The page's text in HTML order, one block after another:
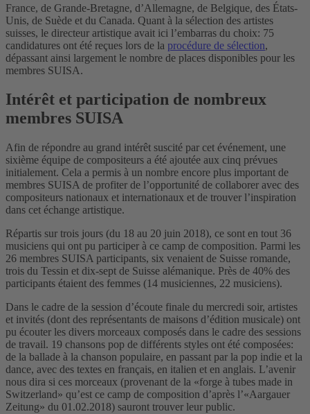
France, de Grande-Bretagne, d’Allemagne, de Belgique, des États-
Unis, de Suède et du Canada. Quant à la sélection des artistes
suisses, le directeur artistique avait ici l’embarras du choix: 75
candidatures ont été reçues lors de la procédure de sélection,
dépassant ainsi largement le nombre de places disponibles pour les
membres SUISA.
Intérêt et participation de nombreux
membres SUISA
Afin de répondre au grand intérêt suscité par cet événement, une
sixième équipe de compositeurs a été ajoutée aux cinq prévues
initialement. Cela a permis à un nombre encore plus important de
membres SUISA de profiter de l’opportunité de collaborer avec des
compositeurs nationaux et internationaux et de trouver l’inspiration
dans cet échange artistique.
Répartis sur trois jours (du 18 au 20 juin 2018), ce sont en tout 36
musiciens qui ont pu participer à ce camp de composition. Parmi les
26 membres SUISA participants, six venaient de Suisse romande,
trois du Tessin et dix-sept de Suisse alémanique. Près de 40% des
participants étaient des femmes (14 musiciennes, 22 musiciens).
Dans le cadre de la session d’écoute finale du mercredi soir, artistes
et invités (dont des représentants de maisons d’édition musicale) ont
pu écouter les divers morceaux composés dans le cadre des sessions
de travail. 19 chansons pop de différents styles ont été composées:
de la ballade à la chanson populaire, en passant par la pop indie et la
dance, avec des textes en français, en italien et en anglais. L’avenir
nous dira si ces morceaux (provenant de la «forge à tubes made in
Switzerland» qu’est ce camp de composition d’après l’«Aargauer
Zeitung» du 01.02.2018) sauront trouver leur public.